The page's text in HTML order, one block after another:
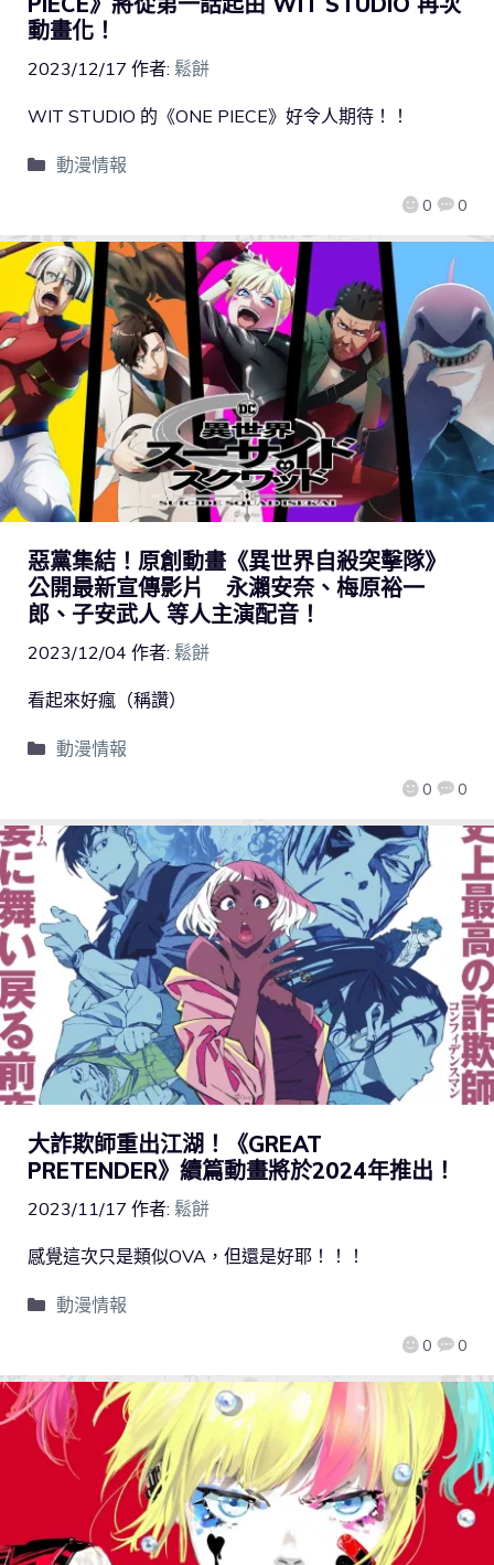
動畫化！
2023/12/17 作者: 鬆餅
0 0
WIT STUDIO 的《ONE PIECE》好令人期待！！
動漫情報
惡黨集結！原創動畫《異世界自殺突擊隊》
公開最新宣傳影片 永瀨安奈、梅原裕一
郎、子安武人 等人主演配音！
2023/12/04 作者: 鬆餅
0 0
看起來好瘋（稱讚）
動漫情報
大詐欺師重出江湖！《GREAT
PRETENDER》續篇動畫將於2024年推出！
2023/11/17 作者: 鬆餅
0 0
感覺這次只是類似OVA，但還是好耶！！！
動漫情報